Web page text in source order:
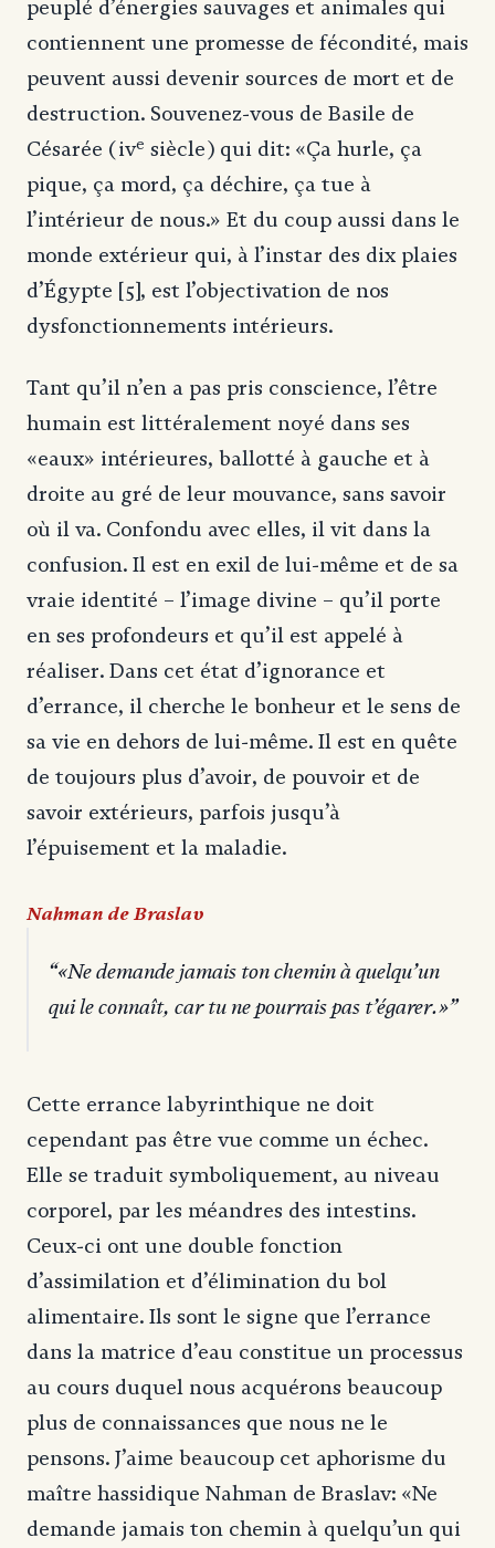
peuplé d’énergies sauvages et animales qui
contiennent une promesse de fécondité, mais
peuvent aussi devenir sources de mort et de
destruction. Souvenez-vous de Basile de
Césarée (ive siècle) qui dit: «Ça hurle, ça
pique, ça mord, ça déchire, ça tue à
l’intérieur de nous.» Et du coup aussi dans le
monde extérieur qui, à l’instar des dix plaies
d’Égypte [5], est l’objectivation de nos
dysfonctionnements intérieurs.
Tant qu’il n’en a pas pris conscience, l’être
humain est littéralement noyé dans ses
«eaux» intérieures, ballotté à gauche et à
droite au gré de leur mouvance, sans savoir
où il va. Confondu avec elles, il vit dans la
confusion. Il est en exil de lui-même et de sa
vraie identité – l’image divine – qu’il porte
en ses profondeurs et qu’il est appelé à
réaliser. Dans cet état d’ignorance et
d’errance, il cherche le bonheur et le sens de
sa vie en dehors de lui-même. Il est en quête
de toujours plus d’avoir, de pouvoir et de
savoir extérieurs, parfois jusqu’à
l’épuisement et la maladie.
Nahman de Braslav
«Ne demande jamais ton chemin à quelqu’un
qui le connaît, car tu ne pourrais pas t’égarer.»
Cette errance labyrinthique ne doit
cependant pas être vue comme un échec.
Elle se traduit symboliquement, au niveau
corporel, par les méandres des intestins.
Ceux-ci ont une double fonction
d’assimilation et d’élimination du bol
alimentaire. Ils sont le signe que l’errance
dans la matrice d’eau constitue un processus
au cours duquel nous acquérons beaucoup
plus de connaissances que nous ne le
pensons. J’aime beaucoup cet aphorisme du
maître hassidique Nahman de Braslav: «Ne
demande jamais ton chemin à quelqu’un qui